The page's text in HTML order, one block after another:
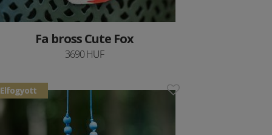
Fa bross Cute Fox
3690 HUF
Elfogyott